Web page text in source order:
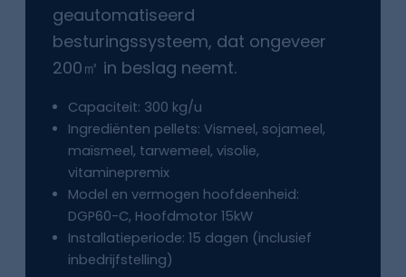
geautomatiseerd
besturingssysteem, dat ongeveer
200㎡ in beslag neemt.
Capaciteit: 300 kg/u
Ingrediënten pellets: Vismeel, sojameel,
maïsmeel, tarwemeel, visolie,
vitaminepremix
Model en vermogen hoofdeenheid:
DGP60-C, Hoofdmotor 15kW
Installatieperiode: 15 dagen (inclusief
inbedrijfstelling)